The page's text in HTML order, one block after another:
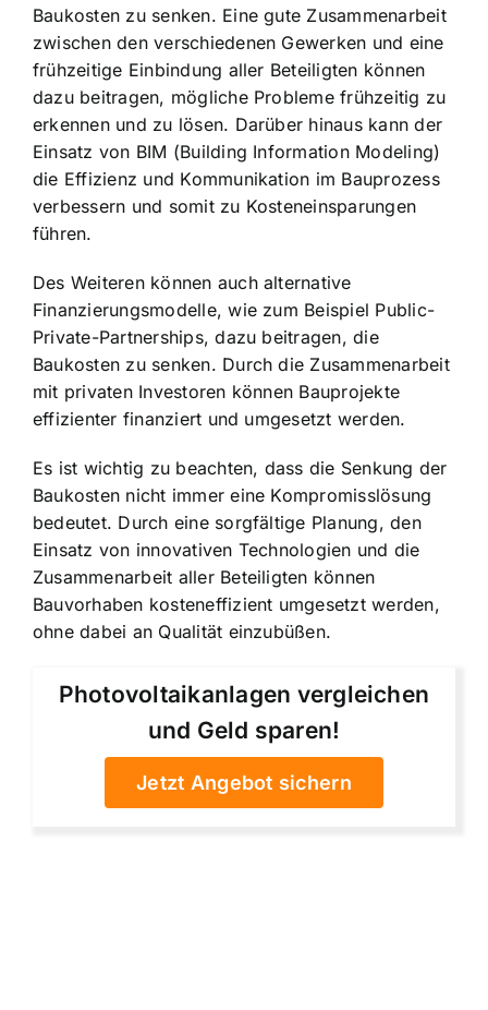
Baukosten zu senken. Eine gute Zusammenarbeit
zwischen den verschiedenen Gewerken und eine
frühzeitige Einbindung aller Beteiligten können
dazu beitragen, mögliche Probleme frühzeitig zu
erkennen und zu lösen. Darüber hinaus kann der
Einsatz von BIM (Building Information Modeling)
die Effizienz und Kommunikation im Bauprozess
verbessern und somit zu Kosteneinsparungen
führen.
Des Weiteren können auch alternative
Finanzierungsmodelle, wie zum Beispiel Public-
Private-Partnerships, dazu beitragen, die
Baukosten zu senken. Durch die Zusammenarbeit
mit privaten Investoren können Bauprojekte
effizienter finanziert und umgesetzt werden.
Es ist wichtig zu beachten, dass die Senkung der
Baukosten nicht immer eine Kompromisslösung
bedeutet. Durch eine sorgfältige Planung, den
Einsatz von innovativen Technologien und die
Zusammenarbeit aller Beteiligten können
Bauvorhaben kosteneffizient umgesetzt werden,
ohne dabei an Qualität einzubüßen.
Photovoltaikanlagen vergleichen
und Geld sparen!
Jetzt Angebot sichern